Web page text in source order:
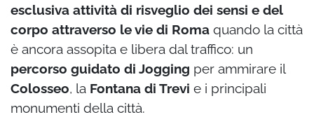
esclusiva attività di risveglio dei sensi e del
corpo attraverso le vie di Roma quando la città
è ancora assopita e libera dal traffico: un
percorso guidato di Jogging per ammirare il
Colosseo, la Fontana di Trevi e i principali
monumenti della città.